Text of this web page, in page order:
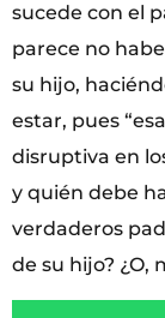
sucede con el
parece no
su hijo,
estar, pues
disruptiva en
y quién debe
verdaderos
de su hijo? ¿O,